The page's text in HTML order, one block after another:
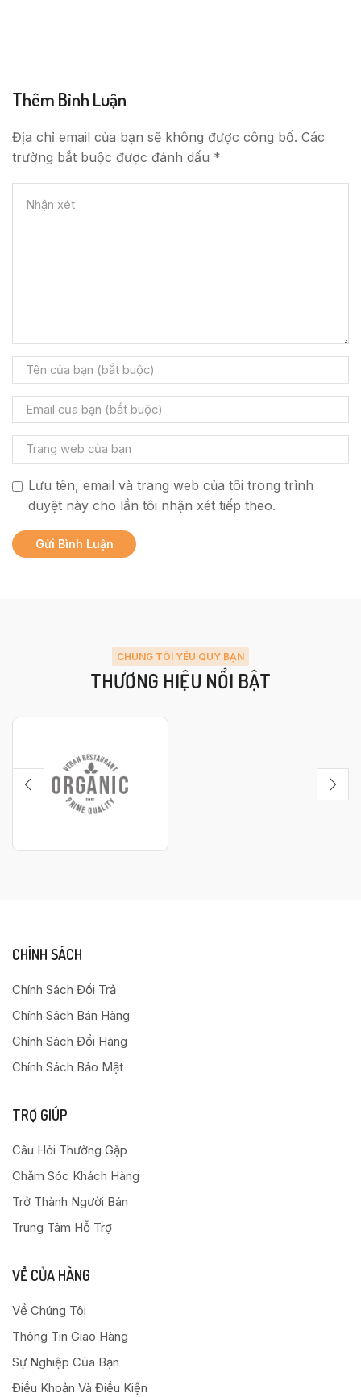
Thêm Bình Luận
Địa chỉ email của bạn sẽ không được công bố. Các
trường bắt buộc được đánh dấu *
Lưu tên, email và trang web của tôi trong trình
duyệt này cho lần tôi nhận xét tiếp theo.
CHÚNG TÔI YÊU QUÝ BẠN
THƯƠNG HIỆU NỔI BẬT
CHÍNH SÁCH
Chính Sách Đổi Trả
Chính Sách Bán Hàng
Chính Sách Đổi Hàng
Chính Sách Bảo Mật
TRỢ GIÚP
Câu Hỏi Thường Gặp
Chăm Sóc Khách Hàng
Trở Thành Người Bán
Trung Tâm Hỗ Trợ
VỀ CỦA HÀNG
Về Chúng Tôi
Thông Tin Giao Hàng
Sự Nghiệp Của Bạn
Điều Khoản Và Điều Kiện